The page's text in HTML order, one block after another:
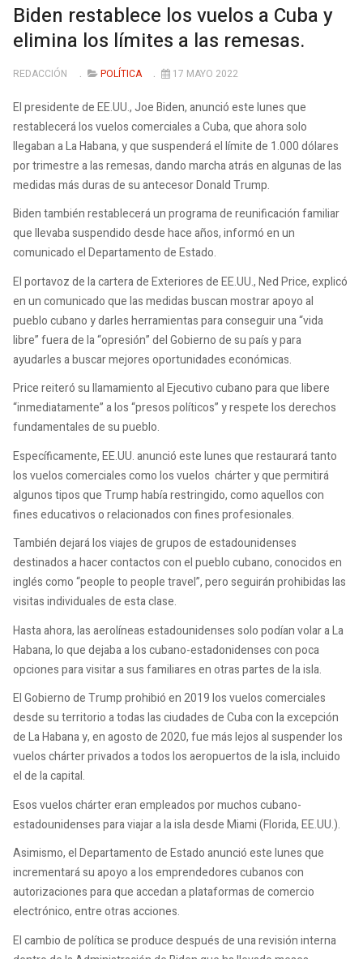
Biden restablece los vuelos a Cuba y
elimina los límites a las remesas.
REDACCIÓN POLÍTICA 17 MAYO 2022
El presidente de EE.UU., Joe Biden, anunció este lunes que
restablecerá los vuelos comerciales a Cuba, que ahora solo
llegaban a La Habana, y que suspenderá el límite de 1.000 dólares
por trimestre a las remesas, dando marcha atrás en algunas de las
medidas más duras de su antecesor Donald Trump.
Biden también restablecerá un programa de reunificación familiar
que llevaba suspendido desde hace años, informó en un
comunicado el Departamento de Estado.
El portavoz de la cartera de Exteriores de EE.UU., Ned Price, explicó
en un comunicado que las medidas buscan mostrar apoyo al
pueblo cubano y darles herramientas para conseguir una “vida
libre” fuera de la “opresión” del Gobierno de su país y para
ayudarles a buscar mejores oportunidades económicas.
Price reiteró su llamamiento al Ejecutivo cubano para que libere
“inmediatamente” a los “presos políticos” y respete los derechos
fundamentales de su pueblo.
Específicamente, EE.UU. anunció este lunes que restaurará tanto
los vuelos comerciales como los vuelos chárter y que permitirá
algunos tipos que Trump había restringido, como aquellos con
fines educativos o relacionados con fines profesionales.
También dejará los viajes de grupos de estadounidenses
destinados a hacer contactos con el pueblo cubano, conocidos en
inglés como “people to people travel”, pero seguirán prohibidas las
visitas individuales de esta clase.
Hasta ahora, las aerolíneas estadounidenses solo podían volar a La
Habana, lo que dejaba a los cubano-estadonidenses con poca
opciones para visitar a sus familiares en otras partes de la isla.
El Gobierno de Trump prohibió en 2019 los vuelos comerciales
desde su territorio a todas las ciudades de Cuba con la excepción
de La Habana y, en agosto de 2020, fue más lejos al suspender los
vuelos chárter privados a todos los aeropuertos de la isla, incluido
el de la capital.
Esos vuelos chárter eran empleados por muchos cubano-
estadounidenses para viajar a la isla desde Miami (Florida, EE.UU.).
Asimismo, el Departamento de Estado anunció este lunes que
incrementará su apoyo a los emprendedores cubanos con
autorizaciones para que accedan a plataformas de comercio
electrónico, entre otras acciones.
El cambio de política se produce después de una revisión interna